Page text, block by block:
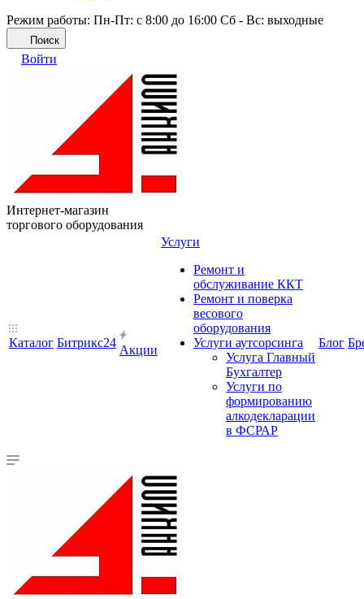
Режим работы: Пн-Пт: с 8:00 до 16:00 Сб - Вс: выходные
Поиск
Войти
Интернет-магазин
торгового оборудования
Каталог Битрикс24
Акции
Услуги
Ремонт и
обслуживание ККТ
Ремонт и поверка
весового
оборудования
Услуги аутсорсинга
Услуга Главный
Бухгалтер
Услуги по
формированию
алкодекларации
в ФСРАР
Блог